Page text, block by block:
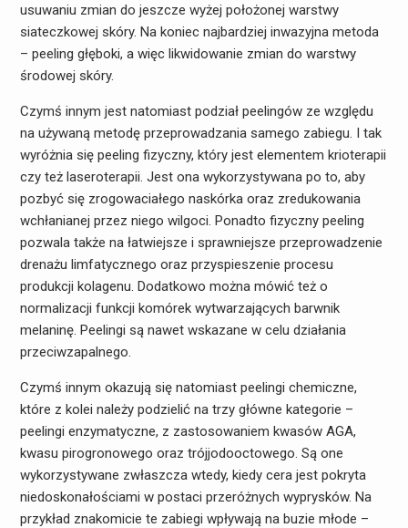
usuwaniu zmian do jeszcze wyżej położonej warstwy
siateczkowej skóry. Na koniec najbardziej inwazyjna metoda
– peeling głęboki, a więc likwidowanie zmian do warstwy
środowej skóry.
Czymś innym jest natomiast podział peelingów ze względu
na używaną metodę przeprowadzania samego zabiegu. I tak
wyróżnia się peeling fizyczny, który jest elementem krioterapii
czy też laseroterapii. Jest ona wykorzystywana po to, aby
pozbyć się zrogowaciałego naskórka oraz zredukowania
wchłanianej przez niego wilgoci. Ponadto fizyczny peeling
pozwala także na łatwiejsze i sprawniejsze przeprowadzenie
drenażu limfatycznego oraz przyspieszenie procesu
produkcji kolagenu. Dodatkowo można mówić też o
normalizacji funkcji komórek wytwarzających barwnik
melaninę. Peelingi są nawet wskazane w celu działania
przeciwzapalnego.
Czymś innym okazują się natomiast peelingi chemiczne,
które z kolei należy podzielić na trzy główne kategorie –
peelingi enzymatyczne, z zastosowaniem kwasów AGA,
kwasu pirogronowego oraz trójjodooctowego. Są one
wykorzystywane zwłaszcza wtedy, kiedy cera jest pokryta
niedoskonałościami w postaci przeróżnych wyprysków. Na
przykład znakomicie te zabiegi wpływają na buzie młode –